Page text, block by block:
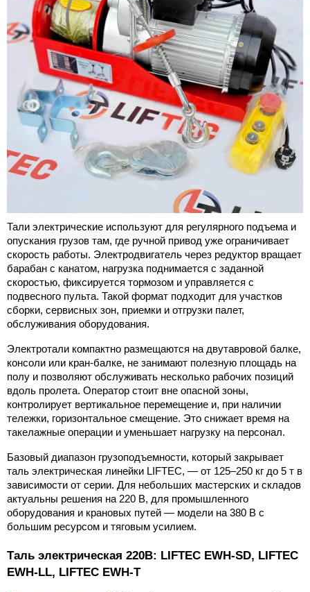
Тали электрические используют для регулярного подъема и
опускания грузов там, где ручной привод уже ограничивает
скорость работы. Электродвигатель через редуктор вращает
барабан с канатом, нагрузка поднимается с заданной
скоростью, фиксируется тормозом и управляется с
подвесного пульта. Такой формат подходит для участков
сборки, сервисных зон, приемки и отгрузки палет,
обслуживания оборудования.
Электротали компактно размещаются на двутавровой балке,
консоли или кран-балке, не занимают полезную площадь на
полу и позволяют обслуживать несколько рабочих позиций
вдоль пролета. Оператор стоит вне опасной зоны,
контролирует вертикальное перемещение и, при наличии
тележки, горизонтальное смещение. Это снижает время на
такелажные операции и уменьшает нагрузку на персонал.
Базовый диапазон грузоподъемности, который закрывает
таль электрическая линейки LIFTEC, — от 125–250 кг до 5 т в
зависимости от серии. Для небольших мастерских и складов
актуальны решения на 220 В, для промышленного
оборудования и крановых путей — модели на 380 В с
большим ресурсом и тяговым усилием.
Таль электрическая 220В: LIFTEC EWH-SD, LIFTEC
EWH-LL, LIFTEC EWH-T